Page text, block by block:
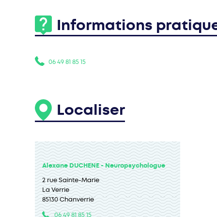
Informations
06 49 81 85 15
Localiser
Alexane DUCHENE - Neuropsychologue
2 rue Sainte-Marie
La Verrie
85130 Chanverrie
06 49 81 85 15